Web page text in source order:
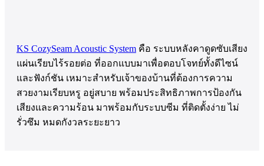
KS CozySeam Acoustic System คือ ระบบหลังคาดูดซับเสียง
แผ่นเรียบไร้รอยต่อ ที่ออกแบบมาเพื่อตอบโจทย์ทั้งดีไซน์
และฟังก์ชัน เหมาะสำหรับเจ้าของบ้านที่ต้องการความ
สวยงามเรียบหรู อยู่สบาย พร้อมประสิทธิภาพการป้องกัน
เสียงและความร้อน มาพร้อมกับระบบซีม ที่ติดตั้งง่าย ไม่
รั่วซึม หมดกังวลระยะยาว